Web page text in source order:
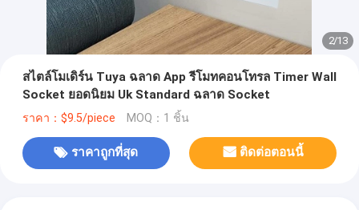
2/13
สไตล์โมเดิร์น Tuya ฉลาด App รีโมทคอนโทรล Timer Wall
Socket ยอดนิยม Uk Standard ฉลาด Socket
ราคา：$9.5/piece MOQ：1 ชิ้น
ราคาถูกที่สุด ติดต่อตอนนี้